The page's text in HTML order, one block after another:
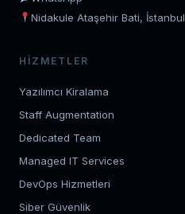
Nidakule Ataşehir Bati, İstanbul
HIZMETLER
Yazılımcı Kiralama
Staff Augmentation
Dedicated Team
Managed IT Services
DevOps Hizmetleri
Siber Güvenlik